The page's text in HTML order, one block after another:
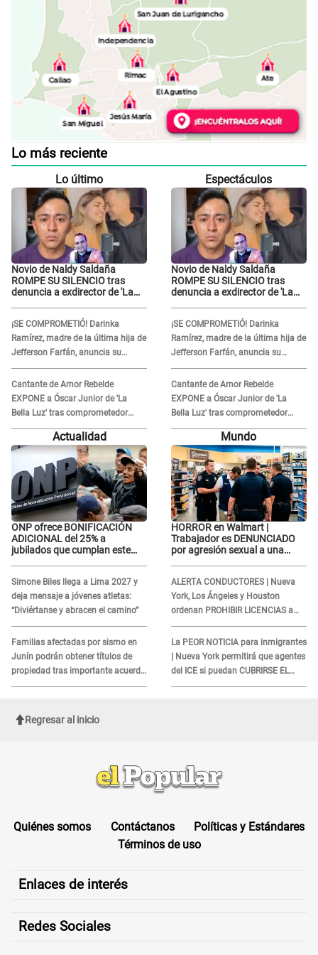
Lo más reciente
Lo último
Novio de Naldy Saldaña
ROMPE SU SILENCIO tras
denuncia a exdirector de 'La
¡SE COMPROMETIÓ! Darinka
Ramírez, madre de la última hija de
Jefferson Farfán, anuncia su
compromiso: "Sí, para siempre"
Cantante de Amor Rebelde
EXPONE a Óscar Junior de 'La
Bella Luz' tras comprometedor
video y detalla DESAGRADABLE
momento: "Me hizo sentir
Espectáculos
Novio de Naldy Saldaña
ROMPE SU SILENCIO tras
denuncia a exdirector de 'La
¡SE COMPROMETIÓ! Darinka
Ramírez, madre de la última hija de
Jefferson Farfán, anuncia su
compromiso: "Sí, para siempre"
Cantante de Amor Rebelde
EXPONE a Óscar Junior de 'La
Bella Luz' tras comprometedor
video y detalla DESAGRADABLE
momento: "Me hizo sentir
incómoda"
Actualidad
ONP ofrece BONIFICACIÓN
ADICIONAL del 25% a
jubilados que cumplan este
Simone Biles llega a Lima 2027 y
deja mensaje a jóvenes atletas:
“Diviértanse y abracen el camino”
Familias afectadas por sismo en
Junín podrán obtener títulos de
propiedad tras importante acuerdo
de Cofopri
Mundo
HORROR en Walmart |
Trabajador es DENUNCIADO
por agresión sexual a una
ALERTA CONDUCTORES | Nueva
York, Los Ángeles y Houston
ordenan PROHIBIR LICENCIAS a
quienes no presenten ESTE
DOCUMENTO
La PEOR NOTICIA para inmigrantes
| Nueva York permitirá que agentes
del ICE si puedan CUBRIRSE EL
ROSTRO
Regresar al inicio
Quiénes somos Contáctanos
Políticas y Estándares
Términos de uso
Enlaces de interés
Redes Sociales